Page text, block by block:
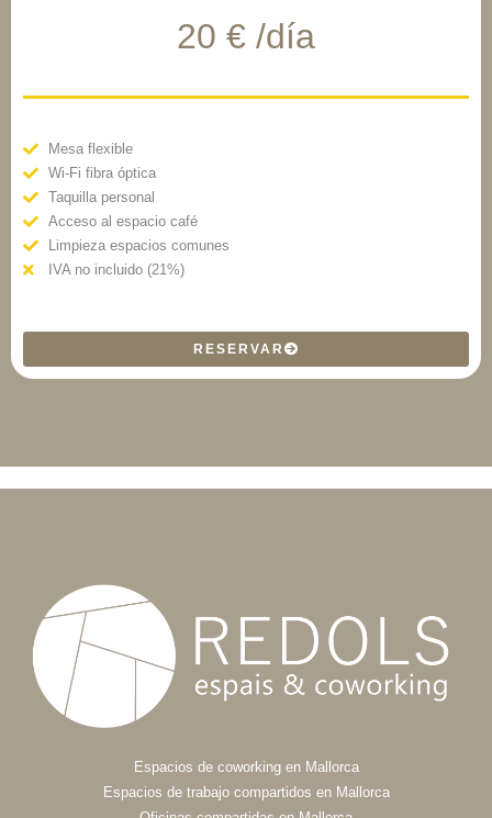
20 € /día
Mesa flexible
Wi-Fi fibra óptica
Taquilla personal
Acceso al espacio café
Limpieza espacios comunes
IVA no incluido (21%)
RESERVAR
Espacios de coworking en Mallorca
Espacios de trabajo compartidos en Mallorca